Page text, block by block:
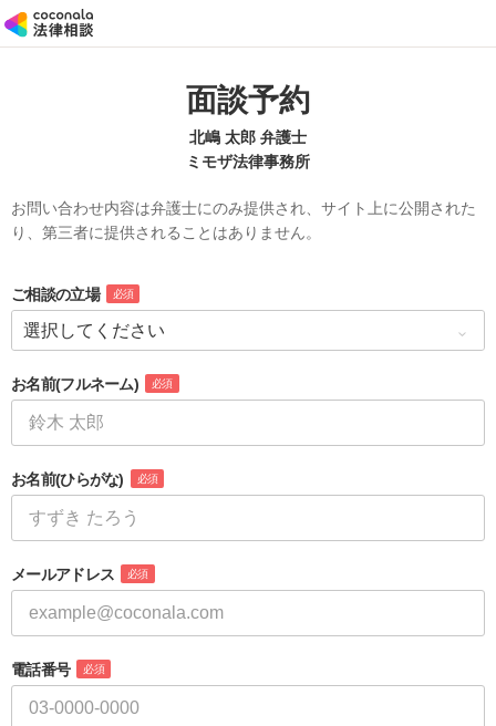
面談予約
北嶋 太郎 弁護士
ミモザ法律事務所
お問い合わせ内容は弁護士にのみ提供され、サイト上に公開された
り、第三者に提供されることはありません。
ご相談の立場 必須
お名前(フルネーム) 必須
お名前(ひらがな) 必須
メールアドレス 必須
電話番号 必須